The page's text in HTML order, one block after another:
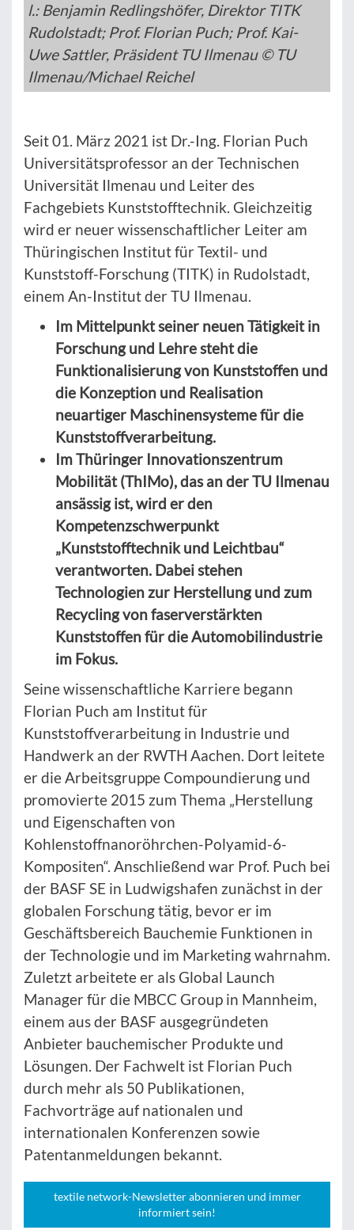
l.: Benjamin Redlingshöfer, Direktor TITK
Rudolstadt; Prof. Florian Puch; Prof. Kai-
Uwe Sattler, Präsident TU Ilmenau © TU
Ilmenau/Michael Reichel
Seit 01. März 2021 ist Dr.-Ing. Florian Puch
Universitätsprofessor an der Technischen
Universität Ilmenau und Leiter des
Fachgebiets Kunststofftechnik. Gleichzeitig
wird er neuer wissenschaftlicher Leiter am
Thüringischen Institut für Textil- und
Kunststoff-Forschung (TITK) in Rudolstadt,
einem An-Institut der TU Ilmenau.
Im Mittelpunkt seiner neuen Tätigkeit in
Forschung und Lehre steht die
Funktionalisierung von Kunststoffen und
die Konzeption und Realisation
neuartiger Maschinensysteme für die
Kunststoffverarbeitung.
Im Thüringer Innovationszentrum
Mobilität (ThIMo), das an der TU Ilmenau
ansässig ist, wird er den
Kompetenzschwerpunkt
„Kunststofftechnik und Leichtbau“
verantworten. Dabei stehen
Technologien zur Herstellung und zum
Recycling von faserverstärkten
Kunststoffen für die Automobilindustrie
im Fokus.
Seine wissenschaftliche Karriere begann
Florian Puch am Institut für
Kunststoffverarbeitung in Industrie und
Handwerk an der RWTH Aachen. Dort leitete
er die Arbeitsgruppe Compoundierung und
promovierte 2015 zum Thema „Herstellung
und Eigenschaften von
Kohlenstoffnanoröhrchen-Polyamid-6-
Kompositen“. Anschließend war Prof. Puch bei
der BASF SE in Ludwigshafen zunächst in der
globalen Forschung tätig, bevor er im
Geschäftsbereich Bauchemie Funktionen in
der Technologie und im Marketing wahrnahm.
Zuletzt arbeitete er als Global Launch
Manager für die MBCC Group in Mannheim,
einem aus der BASF ausgegründeten
Anbieter bauchemischer Produkte und
Lösungen. Der Fachwelt ist Florian Puch
durch mehr als 50 Publikationen,
Fachvorträge auf nationalen und
internationalen Konferenzen sowie
Patentanmeldungen bekannt.
textile network-Newsletter abonnieren und immer
informiert sein!